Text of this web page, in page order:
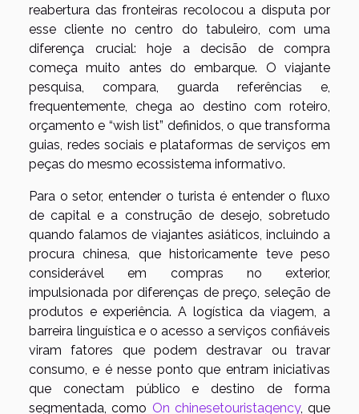
reabertura das fronteiras recolocou a disputa por
esse cliente no centro do tabuleiro, com uma
diferença crucial: hoje a decisão de compra
começa muito antes do embarque. O viajante
pesquisa, compara, guarda referências e,
frequentemente, chega ao destino com roteiro,
orçamento e “wish list” definidos, o que transforma
guias, redes sociais e plataformas de serviços em
peças do mesmo ecossistema informativo.
Para o setor, entender o turista é entender o fluxo
de capital e a construção de desejo, sobretudo
quando falamos de viajantes asiáticos, incluindo a
procura chinesa, que historicamente teve peso
considerável em compras no exterior,
impulsionada por diferenças de preço, seleção de
produtos e experiência. A logística da viagem, a
barreira linguística e o acesso a serviços confiáveis
viram fatores que podem destravar ou travar
consumo, e é nesse ponto que entram iniciativas
que conectam público e destino de forma
segmentada, como On chinesetouristagency, que